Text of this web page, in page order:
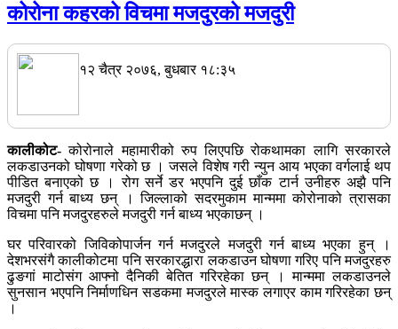
कोरोना कहरको विचमा मजदुरको मजदुरी
१२ चैत्र २०७६, बुधबार १८:३५
कालीकोट- कोरोनाले महामारीको रुप लिएपछि रोकथामका लागि सरकारले
लकडाउनको घोषणा गरेको छ । जसले विशेष गरी न्युन आय भएका वर्गलाई थप
पीडित बनाएको छ । रोग सर्ने डर भएपनि दुई छाँक टार्न उनीहरु अझै पनि
मजदुरी गर्न बाध्य छन् । जिल्लाको सदरमुकाम मान्ममा कोरोनाको त्रासका
विचमा पनि मजदुरहरुले मजदुरी गर्न बाध्य भएकाछन् ।
घर परिवारको जिविकोपार्जन गर्न मजदुरले मजदुरी गर्न बाध्य भएका हुन् ।
देशभरसंगै कालीकोटमा पनि सरकारद्धारा लकडाउन घोषणा गरिए पनि मजदुरहरु
ढुङगां माटोसंग आफ्नो दैनिकी बेतित गरिरहेका छन् । मान्ममा लकडाउनले
सुनसान भएपनि निर्माणधिन सडकमा मजदुरले मास्क लगाएर काम गरिरहेका छन्
।